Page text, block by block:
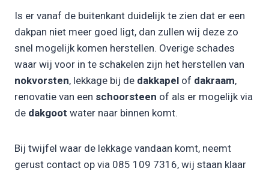
Is er vanaf de buitenkant duidelijk te zien dat er een
dakpan niet meer goed ligt, dan zullen wij deze zo
snel mogelijk komen herstellen. Overige schades
waar wij voor in te schakelen zijn het herstellen van
nokvorsten, lekkage bij de dakkapel of dakraam,
renovatie van een schoorsteen of als er mogelijk via
de dakgoot water naar binnen komt.
Bij twijfel waar de lekkage vandaan komt, neemt
gerust contact op via 085 109 7316, wij staan klaar